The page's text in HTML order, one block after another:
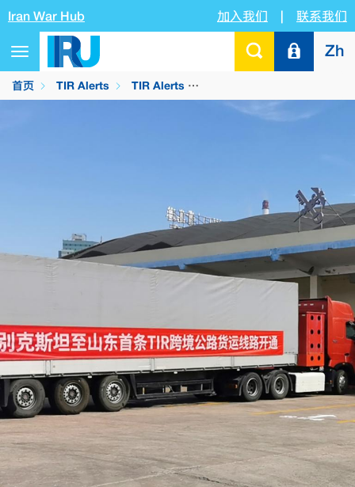
Iran War Hub 加入我们 | 联系我们
Toggle
navigation
Zh
首页 TIR Alerts TIR Alerts